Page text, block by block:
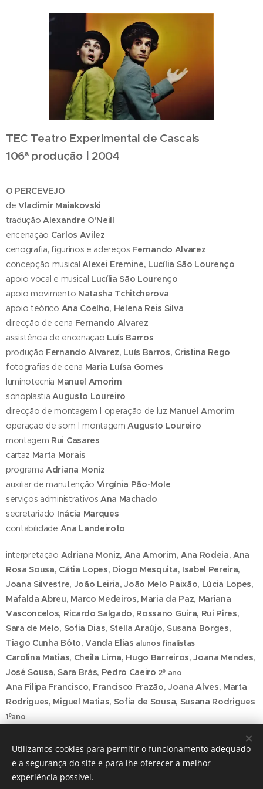
TEC Teatro Experimental de Cascais
106ª produção | 2004
O PERCEVEJO
de Vladimir Maiakovski
traduçãoAlexandre O'Neill
encenação Carlos Avilez
cenografia, figurinos e adereços Fernando Alvarez
concepção musicalAlexei Eremine, Lucília São Lourenço
apoio vocal e musical Lucília São Lourenço
apoio movimento Natasha Tchitcherova
apoio teórico Ana Coelho, Helena Reis Silva
direcção de cena Fernando Alvarez
assistência de encenação Luís Barros
produção Fernando Alvarez, Luís Barros, Cristina Rego
fotografias de cena Maria Luísa Gomes
luminotecnia Manuel Amorim
sonoplastiaAugusto Loureiro
direcção de montagem | operação de luz Manuel Amorim
operação de som | montagemAugusto Loureiro
montagem Rui Casares
cartaz Marta Morais
programaAdriana Moniz
auxiliar de manutenção Virgínia Pão-Mole
serviços administrativos Ana Machado
secretariado Inácia Marques
contabilidade Ana Landeiroto
interpretação Adriana Moniz, Ana Amorim, Ana Rodeia, Ana
Rosa Sousa, Cátia Lopes, Diogo Mesquita, Isabel Pereira,
Joana Silvestre, João Leiria, João Melo Paixão, Lúcia Lopes,
Mafalda Abreu, Marco Medeiros, Maria da Paz, Mariana
Vasconcelos, Ricardo Salgado, Rossano Guira, Rui Pires,
Sara de Melo, Sofia Dias, Stella Araújo, Susana Borges,
Tiago Cunha Bôto, Vanda Elias alunos finalistas
Carolina Matias, Cheila Lima, Hugo Barreiros, Joana Mendes,
José Sousa, Sara Brás, Pedro Caeiro 2º ano
Ana Filipa Francisco, Francisco Frazão, Joana Alves, Marta
Rodrigues, Miguel Matias, Sofia de Sousa, Susana Rodrigues
1ºano
Utilizamos cookies para permitir o funcionamento adequado
e a segurança do site e para lhe oferecer a melhor
experiência possível.